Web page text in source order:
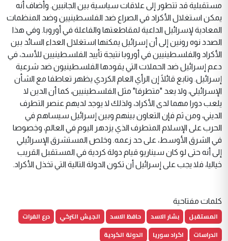
مستقبلية قد تتطور إلى علاقات سياسية بين الجانبين. وأضاف أنه
يمكن استغلال الأكراد في الصراع ضد الفلسطينيين وضد المنظمات
المعادية لإسرائيل الداعية لمقاطعتها والفاعلة في أوروبا. وفي هذا
الصدد نوه رونين إلى أن إسرائيل يمكنها استغلال العداء السائد بين
الأكراد والفلسطينيين في أوروبا نتيجة تأييد الفلسطينيين للأسد، في
دعم إسرائيل ضد الحملات التي يقودها الفلسطينيون ضد شرعية
إسرائيل. وتابع قائلًا إن الرأي العام الكردي يظهر تعاطفا مع الشأن
الإسرائيلي، ولا يعد "متطرفا" مثل الفلسطينيين، كما أن الدين لا
يلعب دورا مهما لدى الأكراد، ولذلك لا يوجد لديهم عنصر التطرف
الديني، ومن ثم فإن التعاون بينهم وبين إسرائيل سيساهم في
الحرب على الإسلام المتطرف الذي يزدهر اليوم في العالم، وخصوصا
في الشرق الأوسط، على حد زعمه. وخلص المستشرق الإسرائيلي
إلى أنه حتى لو كان سيناريو قيام دولة كردية في المستقبل القريب
خياليا، فلا يجب على إسرائيل أن تكون الدولة التالية التي تخذل الأكراد.
كلمات مفتاحية
المستقبل بشار الاسد حافظ الاسد الجيش التركي
درع الفرات
الدراسات
اكراد سوريا الدولة الكردية